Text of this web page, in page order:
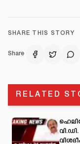
SHARE THIS STORY
Share
RELATED